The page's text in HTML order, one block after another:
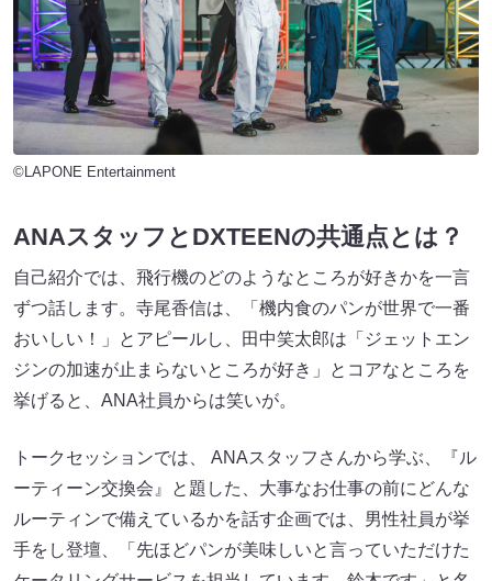
©LAPONE Entertainment
ANAスタッフとDXTEENの共通点とは？
⾃⼰紹介では、⾶⾏機のどのようなところが好きかを⼀⾔
ずつ話します。寺尾⾹信は、「機内⾷のパンが世界で⼀番
おいしい！」とアピールし、⽥中笑太郎は「ジェットエン
ジンの加速が⽌まらないところが好き」とコアなところを
挙げると、ANA社員からは笑いが。
トークセッションでは、 ANAスタッフさんから学ぶ、『ル
ーティーン交換会』と題した、⼤事なお仕事の前にどんな
ルーティンで備えているかを話す企画では、男性社員が挙
⼿をし登壇、「先ほどパンが美味しいと⾔っていただけた